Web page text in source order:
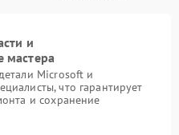
и
мастера
Microsoft и
что гарантирует
и сохранение